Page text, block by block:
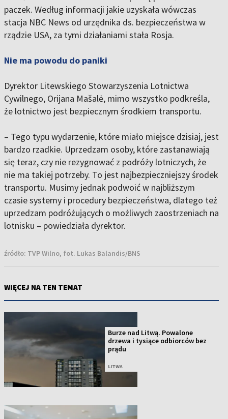
paczek. Według informacji jakie uzyskała wówczas
stacja NBC News od urzędnika ds. bezpieczeństwa w
rządzie USA, za tymi działaniami stała Rosja.
Nie ma powodu do paniki
Dyrektor Litewskiego Stowarzyszenia Lotnictwa
Cywilnego, Orijana Mašalė, mimo wszystko podkreśla,
że lotnictwo jest bezpiecznym środkiem transportu.
– Tego typu wydarzenie, które miało miejsce dzisiaj, jest
bardzo rzadkie. Uprzedzam osoby, które zastanawiają
się teraz, czy nie rezygnować z podróży lotniczych, że
nie ma takiej potrzeby. To jest najbezpieczniejszy środek
transportu. Musimy jednak podwoić w najbliższym
czasie systemy i procedury bezpieczeństwa, dlatego też
uprzedzam podróżujących o możliwych zaostrzeniach na
lotnisku – powiedziała dyrektor.
źródło: TVP Wilno, fot. Lukas Balandis/BNS
WIĘCEJ NA TEN TEMAT
Burze nad Litwą. Powalone
drzewa i tysiące odbiorców bez
prądu
LITWA